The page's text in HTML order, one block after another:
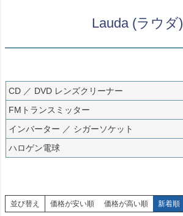
Lauda (ラウダ)
CD ／ DVD レンズクリーナー
FMトランスミッター
インバーター ／ シガーソケット
ハロゲン電球
並び替え 価格が安い順 価格が高い順 新着順